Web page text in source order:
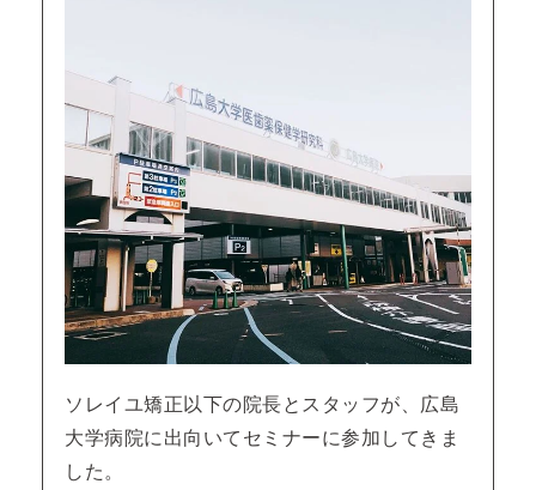
ソレイユ矯正以下の院長とスタッフが、広島
大学病院に出向いてセミナーに参加してきま
した。